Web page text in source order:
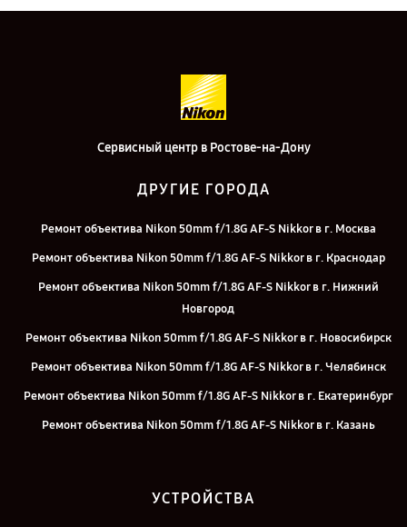
Сервисный центр в Ростове-на-Дону
ДРУГИЕ ГОРОДА
Ремонт объектива Nikon 50mm f/1.8G AF-S Nikkor в г. Москва
Ремонт объектива Nikon 50mm f/1.8G AF-S Nikkor в г. Краснодар
Ремонт объектива Nikon 50mm f/1.8G AF-S Nikkor в г. Нижний
Новгород
Ремонт объектива Nikon 50mm f/1.8G AF-S Nikkor в г. Новосибирск
Ремонт объектива Nikon 50mm f/1.8G AF-S Nikkor в г. Челябинск
Ремонт объектива Nikon 50mm f/1.8G AF-S Nikkor в г. Екатеринбург
Ремонт объектива Nikon 50mm f/1.8G AF-S Nikkor в г. Казань
УСТРОЙСТВА